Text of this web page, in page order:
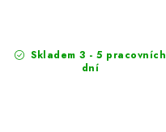
Skladem 3 - 5 pracovních
dní